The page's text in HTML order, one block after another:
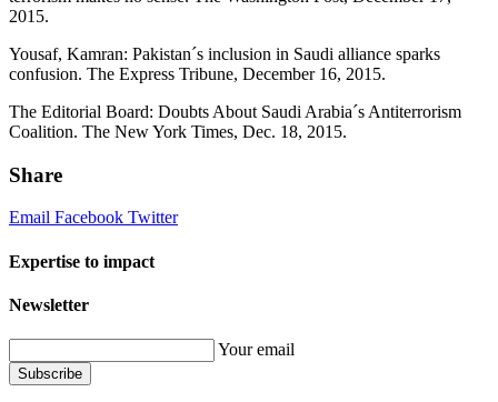
2015.
Yousaf, Kamran: Pakistan´s inclusion in Saudi alliance sparks
confusion. The Express Tribune, December 16, 2015.
The Editorial Board: Doubts About Saudi Arabia´s Antiterrorism
Coalition. The New York Times, Dec. 18, 2015.
Share
Email Facebook Twitter
Expertise to impact
Newsletter
Your email
Subscribe